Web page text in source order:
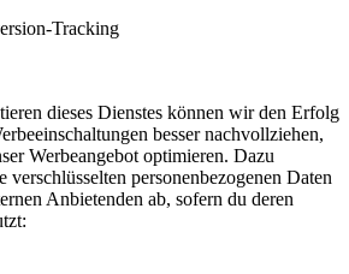
Tracking
dieses Dienstes können wir den Erfolg
besser nachvollziehen,
Werbeangebot optimieren. Dazu
verschlüsselten personenbezogenen Daten
Anbietenden ab, sofern du deren